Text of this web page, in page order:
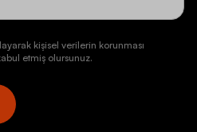
kişisel verilerin korunması
etmiş olursunuz.